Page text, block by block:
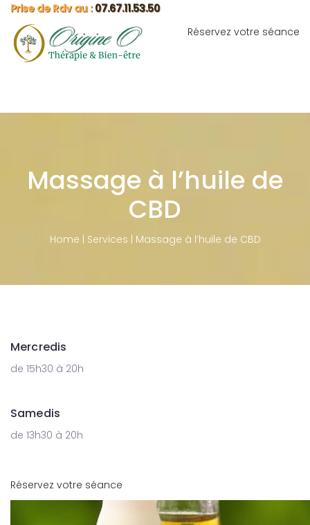
Prise de Rdv au :07.67.11.53.50
Réservez votre séance
Massage à l’huile de
CBD
Home Services Massage à l’huile de CBD
Mercredis
de 15h30 à 20h
Samedis
de 13h30 à 20h
Réservez votre séance